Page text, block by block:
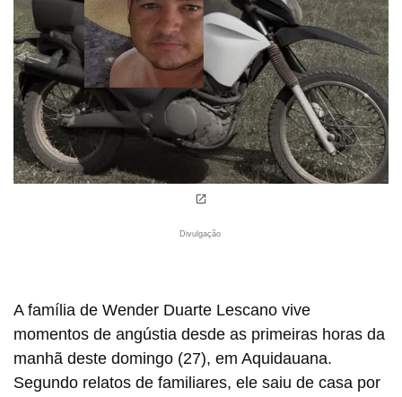
Divulgação
A família de Wender Duarte Lescano vive
momentos de angústia desde as primeiras horas da
manhã deste domingo (27), em Aquidauana.
Segundo relatos de familiares, ele saiu de casa por